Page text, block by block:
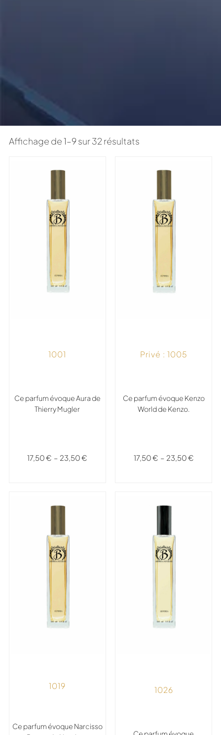
Affichage de 1–9 sur 32 résultats
1001
Ce parfum évoque Aura de
Thierry Mugler
17,50€ – 23,50€
Privé : 1005
Ce parfum évoque Kenzo
World de Kenzo.
17,50€ – 23,50€
1019
Ce parfum évoque Narcisso
1026